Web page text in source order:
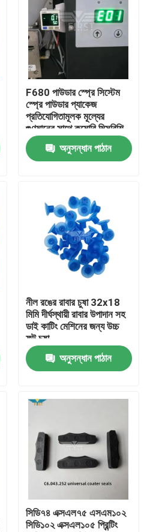
F680 পাউডার স্প্রে সিস্টেম
স্প্রে পাউডার প্যাকেজ
প্রতিযোগিতামূলক মূল্যের
গুণমানের সাথে কমোরি মিত্সুবিশি
রোল্যান্ডের জন্য দ্রুত শিপিংয়ের
গ্যারান্টিযুক্তঅনুসন্ধান পাঠান
নীল রঙের রাবার চুষা 32x18
মিমি দীর্ঘস্থায়ী রাবার উপাদান সহ
ডাই কাটিং মেশিনের জন্য উচ্চ
ফুট চুষা
অনুসন্ধান পাঠান
সিডি৭৪ এক্সএল৭৫ এসএম১০২
সিডি১০২ এক্সএল১০৫ প্রিন্টিং